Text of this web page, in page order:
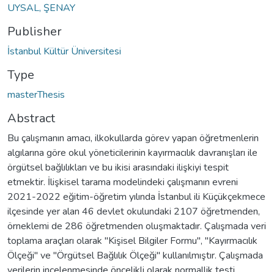
UYSAL, ŞENAY
Publisher
İstanbul Kültür Üniversitesi
Type
masterThesis
Abstract
Bu çalışmanın amacı, ilkokullarda görev yapan öğretmenlerin
algılarına göre okul yöneticilerinin kayırmacılık davranışları ile
örgütsel bağlılıkları ve bu ikisi arasındaki ilişkiyi tespit
etmektir. İlişkisel tarama modelindeki çalışmanın evreni
2021-2022 eğitim-öğretim yılında İstanbul ili Küçükçekmece
ilçesinde yer alan 46 devlet okulundaki 2107 öğretmenden,
örneklemi de 286 öğretmenden oluşmaktadır. Çalışmada veri
toplama araçları olarak "Kişisel Bilgiler Formu", "Kayırmacılık
Ölçeği" ve "Örgütsel Bağlılık Ölçeği" kullanılmıştır. Çalışmada